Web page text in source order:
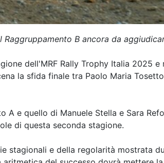
B ancora da
dell'MRF Rally Trophy Italia 2025
la sfida finale tra Paolo Maria
e quello di Manuele Stella e Sara
di questa seconda stagione.
stagionali e della regolarità mostrata